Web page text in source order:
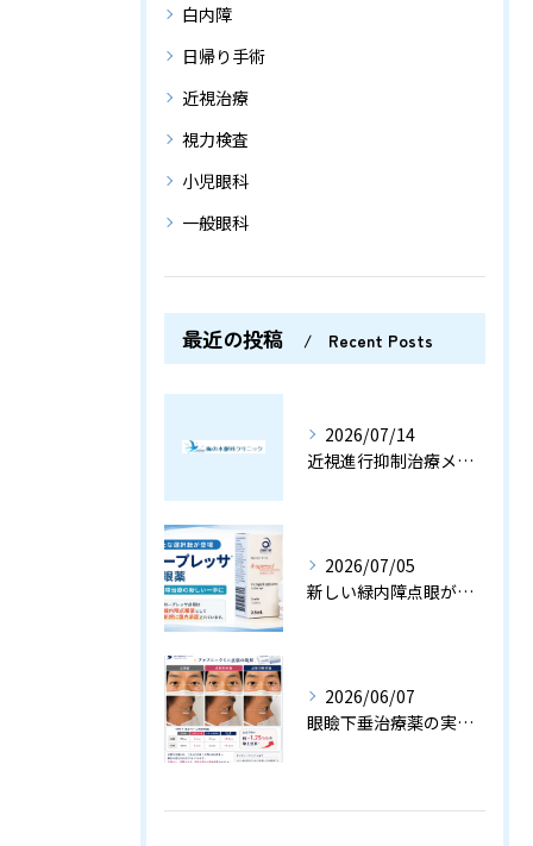
白内障
日帰り手術
近視治療
視力検査
小児眼科
一般眼科
最近の投稿 Recent Posts
2026/07/14
近視進行抑制治療メガネ、ミヨスマートとは？
2026/07/05
新しい緑内障点眼が国内承認されました〈横浜市 梅の木眼科クリニック〉
2026/06/07
眼瞼下垂治療薬の実力は？〈横浜市 梅の木眼科クリニック〉